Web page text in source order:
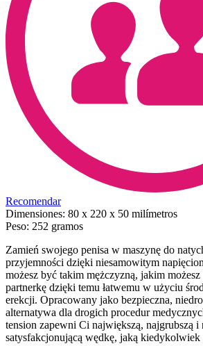
Recomendar
Dimensiones: 80 x 220 x 50 milímetros
Peso: 252 gramos
Zamień swojego penisa w maszynę do
przyjemności dzięki niesamowitym
możesz być takim mężczyzną, jakim
partnerkę dzięki temu łatwemu w użyciu
erekcji. Opracowany jako bezpieczna,
alternatywa dla drogich procedur
tension zapewni Ci największą, najgrubszą i
satysfakcjonującą wędkę, jaką kiedykolwiek